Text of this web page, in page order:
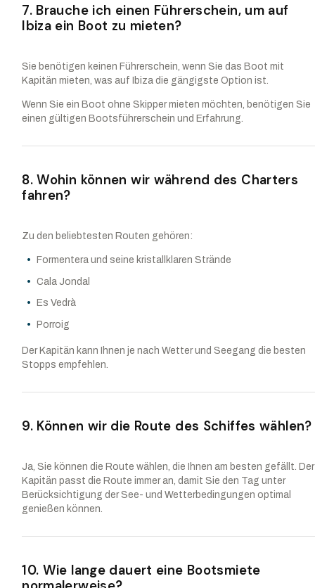
7. Brauche ich einen Führerschein, um auf
Ibiza ein Boot zu mieten?
Sie benötigen keinen Führerschein, wenn Sie das Boot mit
Kapitän mieten, was auf Ibiza die gängigste Option ist.
Wenn Sie ein Boot ohne Skipper mieten möchten, benötigen Sie
einen gültigen Bootsführerschein und Erfahrung.
8. Wohin können wir während des Charters
fahren?
Zu den beliebtesten Routen gehören:
Formentera und seine kristallklaren Strände
Cala Jondal
Es Vedrà
Porroig
Der Kapitän kann Ihnen je nach Wetter und Seegang die besten
Stopps empfehlen.
9. Können wir die Route des Schiffes wählen?
Ja, Sie können die Route wählen, die Ihnen am besten gefällt. Der
Kapitän passt die Route immer an, damit Sie den Tag unter
Berücksichtigung der See- und Wetterbedingungen optimal
genießen können.
10. Wie lange dauert eine Bootsmiete